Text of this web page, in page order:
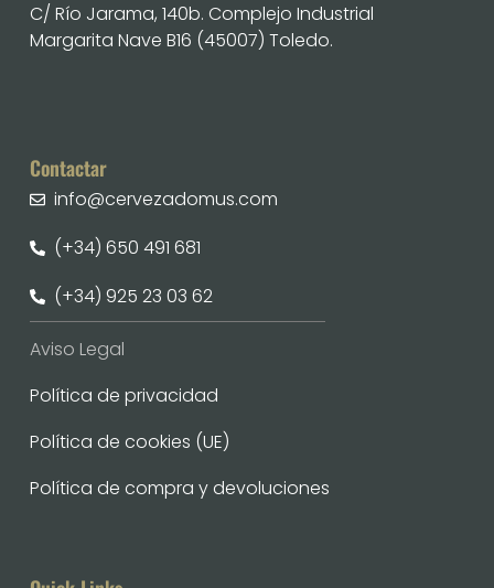
Contactar
info@cervezadomus.com
(+34) 650 491 681
(+34) 925 23 03 62
Aviso Legal
Política de privacidad
Política de cookies (UE)
Política de compra y devoluciones
C/ Río Jarama, 140b. Complejo Industrial
Margarita Nave B16 (45007) Toledo.